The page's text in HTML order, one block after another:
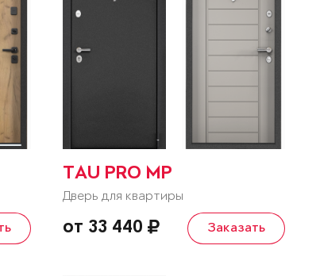
TAU PRO MP
Дверь для квартиры
от 33 440 Заказать